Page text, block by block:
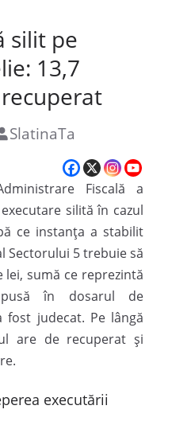
silit pe
13,7
SlatinaTa
Fiscală a
silită în cazul
ce instanța a stabilit
Sectorului 5 trebuie să
lei, sumă ce reprezintă
în dosarul de
judecat. Pe lângă
are de recuperat și
executării